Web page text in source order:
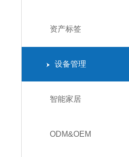
资产标签
设备管理
智能家居
ODM&OEM